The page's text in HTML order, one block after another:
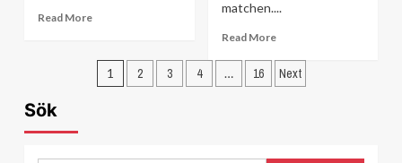
Read MoreRead
matchen....
Read MoreRead
about
SSK:s
Sidnumrering
1 2 3 4 … 16 Next
Sök